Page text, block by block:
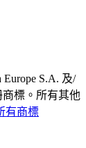
S.A. 及/
標。所有其他
有商標